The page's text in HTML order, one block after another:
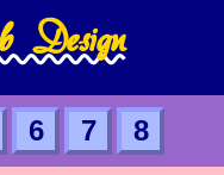
Design
6 7 8